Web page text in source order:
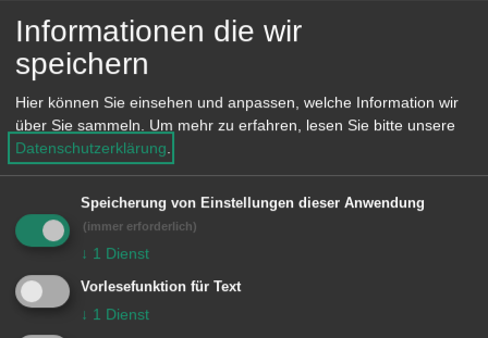
Rock-Fans, die von BAROCK mit auf
den Highway to Hell genommen
werden. Barock ist nicht irgendeine
Coverband. Sie sind in ganz
Deutschland unterwegs und tragen
zurecht den Titel Europas beste AC/DC
Tribute Band. Die Medien meinen: Sie
sind verdammt nah am Original. Infos
unter www.barock-acdc.de und
www.kindervonderstrasse.de.
Informationen die wir
speichern
Hier können Sie einsehen und anpassen, welche Information wir
über Sie sammeln.
Um mehr zu erfahren, lesen Sie bitte unsere
Datenschutzerklärung
Speicherung von Einstellungen dieser Anwendung
(immer erforderlich)
↓ 1 Dienst
Vorlesefunktion für Text
↓ 1 Dienst